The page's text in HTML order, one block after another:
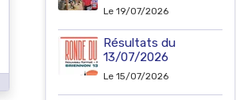
Le 19/07/2026
Résultats du
13/07/2026
Le 15/07/2026